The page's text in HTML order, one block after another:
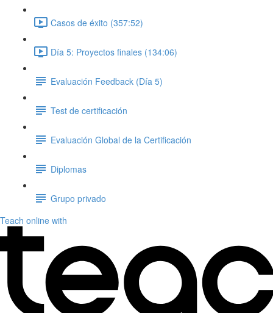
Casos de éxito (357:52)
Día 5: Proyectos finales (134:06)
Evaluación Feedback (Día 5)
Test de certificación
Evaluación Global de la Certificación
Diplomas
Grupo privado
Teach online with